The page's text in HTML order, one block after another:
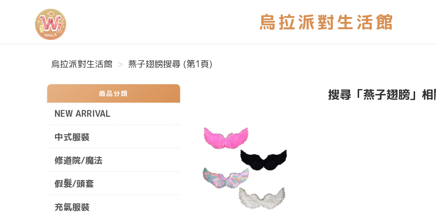
烏拉派對生活館
烏拉派對生活館 燕子翅膀搜尋 (第1頁)
商品分類
NEW ARRIVAL
中式服裝
修道院/魔法
假髮/頭套
充氣服裝
搜尋「燕子翅膀」